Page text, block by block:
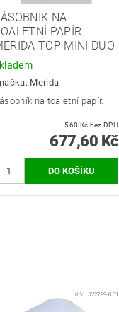
NA
PAPÍR
TOP MINI DUO
Merida
na toaletní papír.
560 Kč bez DPH
677,60 Kč
Kód:522799-0.01